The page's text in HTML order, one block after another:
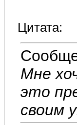
Цитата:
Мне
это
своим